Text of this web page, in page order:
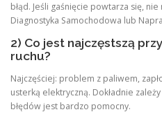
błąd. Jeśli gaśnięcie powtarza się,
Diagnostyka Samochodowa lub
2) Co jest najczęstszą
ruchu?
Najczęściej: problem z paliwem,
usterką elektryczną. Dokładnie
błędów jest bardzo pomocny.